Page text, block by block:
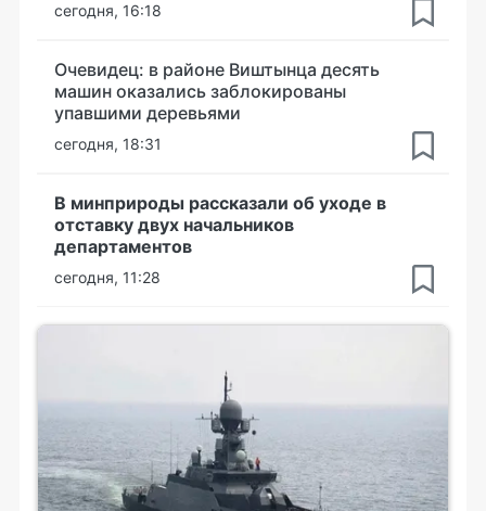
сегодня, 16:18
Очевидец: в районе Виштынца десять
машин оказались заблокированы
упавшими деревьями
сегодня, 18:31
В минприроды рассказали об уходе в
отставку двух начальников
департаментов
сегодня, 11:28